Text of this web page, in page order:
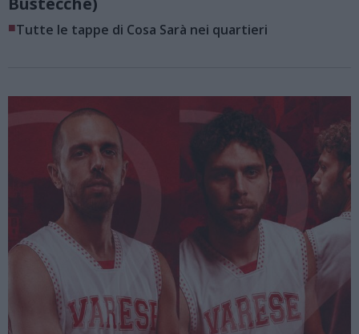
■Tutte le tappe di Cosa Sarà nei quartieri